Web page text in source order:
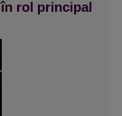
rol principal